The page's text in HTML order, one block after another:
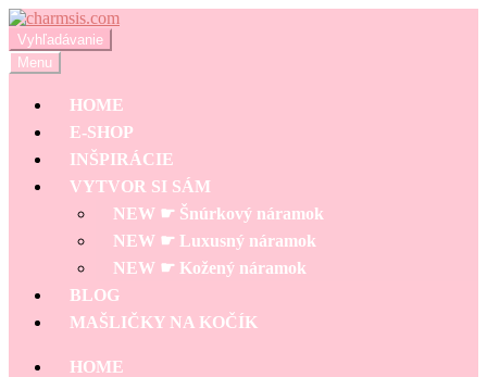
Preskočiť
na
navigáciu
Preskočiť
na
obsah
Hľadať:
Vyhľadávanie
Menu
HOME
E-SHOP
INŠPIRÁCIE
VYTVOR SI SÁM
NEW ☛ Šnúrkový náramok
NEW ☛ Luxusný náramok
NEW ☛ Kožený náramok
BLOG
MAŠLIČKY NA KOČÍK
HOME